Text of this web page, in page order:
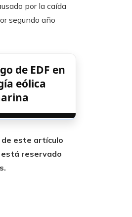
por la caída
segundo año
de EDF en
eólica
de este artículo
reservado